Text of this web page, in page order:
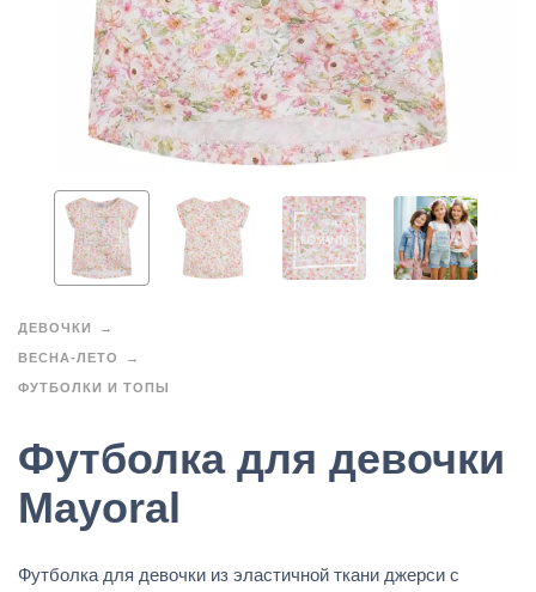
ДЕВОЧКИ
ВЕСНА-ЛЕТО
ФУТБОЛКИ И ТОПЫ
Футболка для девочки
Mayoral
Футболка для девочки из эластичной ткани джерси с